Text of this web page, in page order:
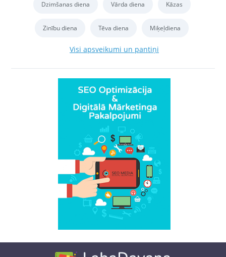
Dzimšanas diena Vārda diena Kāzas
Zinību diena Tēva diena Miķeļdiena
Visi apsveikumi un pantiņi